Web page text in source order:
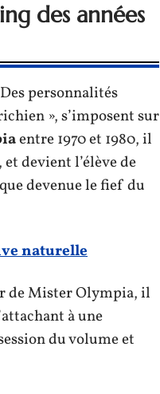
des années
personnalités
», s’imposent sur
entre 1970 et 1980, il
devient l’élève de
devenue le fief du
naturelle
de Mister Olympia, il
à une
du volume et